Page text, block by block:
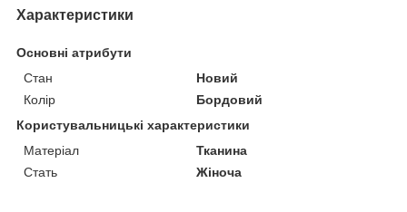
Характеристики
Основні атрибути
Стан
Новий
Колір
Бордовий
Користувальницькі характеристики
Матеріал
Тканина
Стать
Жіноча